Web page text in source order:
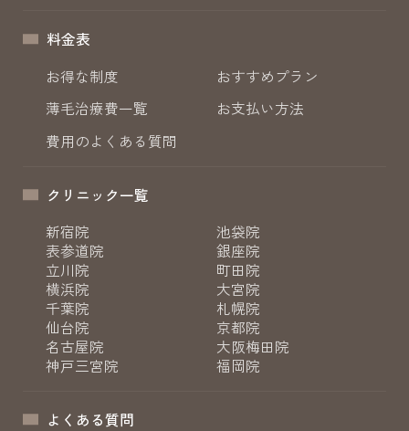
料金表
お得な制度
おすすめプラン
薄毛治療費一覧
お支払い方法
費用のよくある質問
クリニック一覧
新宿院
池袋院
表参道院
銀座院
立川院
町田院
横浜院
大宮院
千葉院
札幌院
仙台院
京都院
名古屋院
大阪梅田院
神戸三宮院
福岡院
よくある質問